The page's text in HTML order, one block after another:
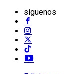
síguenos